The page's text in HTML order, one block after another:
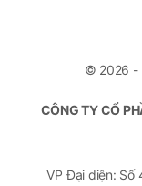
© 2026 -
CÔNG TY CỔ
VP Đại diện: Số